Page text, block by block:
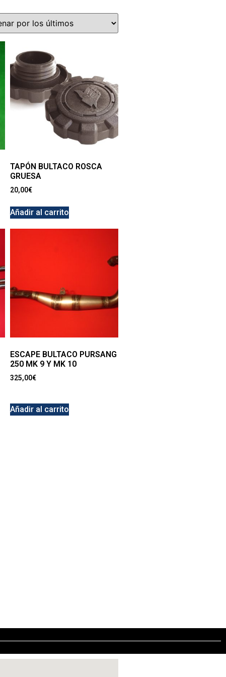
TAPÓN BULTACO ROSCA
GRUESA
20,00€
Añadir al carrito
ESCAPE BULTACO PURSANG
250 MK 9 Y MK 10
325,00€
Añadir al carrito